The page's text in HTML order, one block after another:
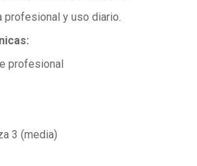
profesional y uso diario.
profesional
3 (media)